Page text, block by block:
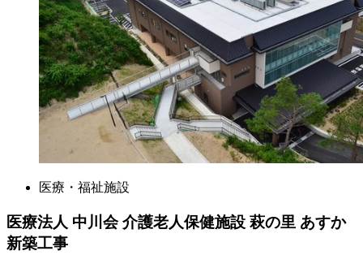
医療・福祉施設
医療法人 中川会 介護老人保健施設 萩の里 あすか
新築工事